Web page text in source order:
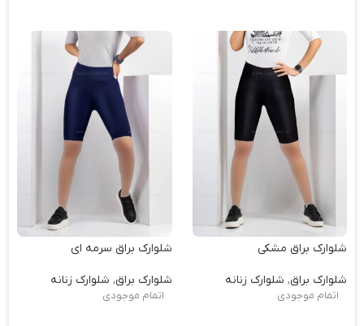
شلوارک براق مشکی
شلوارک براق, شلوارک زنانه
اتمام موجودی
شلوارک براق سرمه ای
شلوارک براق, شلوارک زنانه
اتمام موجودی